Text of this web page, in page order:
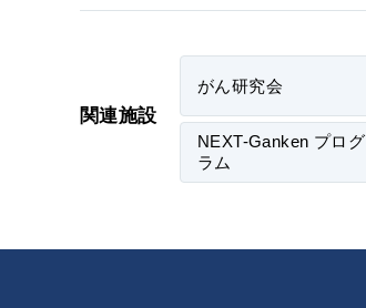
関連施設
がん研究会
NEXT-Ganken プログ
ラム